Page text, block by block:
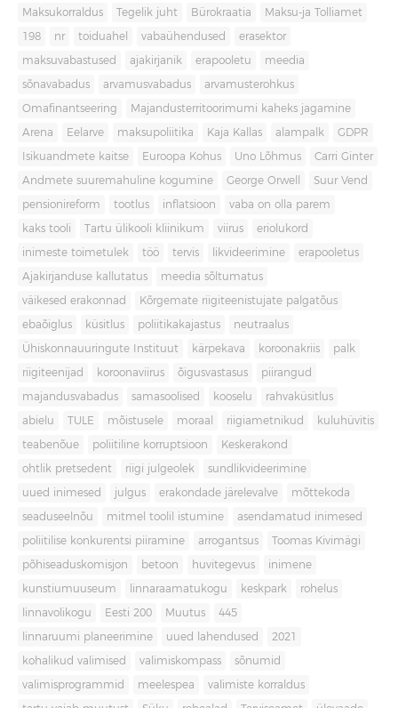
Maksukorraldus Tegelik juht Bürokraatia Maksu-ja Tolliamet
198 nr toiduahel vabaühendused erasektor
maksuvabastused ajakirjanik erapooletu meedia
sõnavabadus arvamusvabadus arvamusterohkus
Omafinantseering Majandusterritoorimumi kaheks jagamine
Arena Eelarve maksupoliitika Kaja Kallas alampalk GDPR
Isikuandmete kaitse Euroopa Kohus Uno Lõhmus Carri Ginter
Andmete suuremahuline kogumine George Orwell Suur Vend
pensionireform tootlus inflatsioon vaba on olla parem
kaks tooli Tartu ülikooli kliinikum viirus eriolukord
inimeste toimetulek töö tervis likvideerimine erapooletus
Ajakirjanduse kallutatus meedia sõltumatus
väikesed erakonnad Kõrgemate riigiteenistujate palgatõus
ebaõiglus küsitlus poliitikakajastus neutraalus
Ühiskonnauuringute Instituut kärpekava koroonakriis palk
riigiteenijad koroonaviirus õigusvastasus piirangud
majandusvabadus samasoolised kooselu rahvaküsitlus
abielu TULE mõistusele moraal riigiametnikud kuluhüvitis
teabenõue poliitiline korruptsioon Keskerakond
ohtlik pretsedent riigi julgeolek sundlikvideerimine
uued inimesed julgus erakondade järelevalve mõttekoda
seaduseelnõu mitmel toolil istumine asendamatud inimesed
poliitilise konkurentsi piiramine arrogantsus Toomas Kivimägi
põhiseaduskomisjon betoon huvitegevus inimene
kunstiumuuseum linnaraamatukogu keskpark rohelus
linnavolikogu Eesti 200 Muutus 445
linnaruumi planeerimine uued lahendused 2021
kohalikud valimised valimiskompass sõnumid
valimisprogrammid meelespea valimiste korraldus